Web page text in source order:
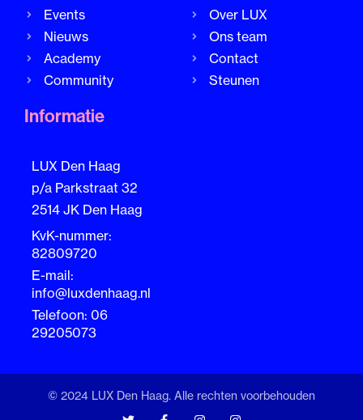
Events
Nieuws
Academy
Community
Over LUX
Ons team
Contact
Steunen
Informatie
LUX Den Haag
p/a Parkstraat 32
2514 JK Den Haag
KvK-nummer:
82809720
E-mail:
info@luxdenhaag.nl
Telefoon: 06
29205073
© 2024 LUX Den Haag. Alle rechten voorbehouden
T F I I